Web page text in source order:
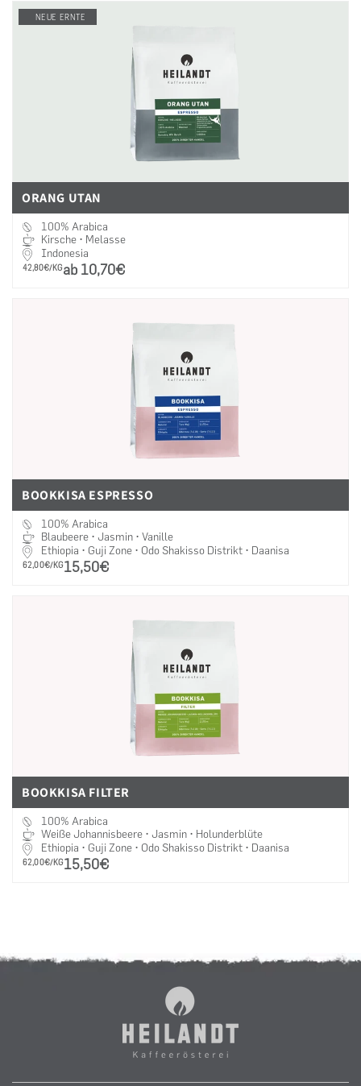
NEUE ERNTE
ORANG UTAN
100% Arabica
Kirsche • Melasse
Indonesia
PRO
42,80€/KGab 10,70€
BOOKKISA ESPRESSO
100% Arabica
Blaubeere • Jasmin • Vanille
Ethiopia • Guji Zone • Odo Shakisso Distrikt • Daanisa
PRO
62,00€/KG15,50€
BOOKKISA FILTER
100% Arabica
Weiße Johannisbeere • Jasmin • Holunderblüte
Ethiopia • Guji Zone • Odo Shakisso Distrikt • Daanisa
PRO
62,00€/KG15,50€